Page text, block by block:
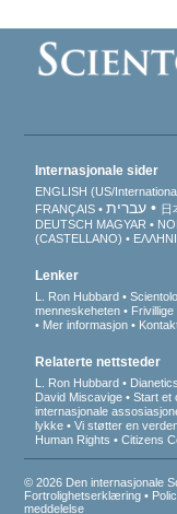
Internasjonale sider
ENGLISH (US/
FRANÇAIS
עברית 日
DEUTSCH MAGYAR
(CASTELLANO)
Lenker
L. Ron Hubbard
menneskeheten
Mer informasjon
Relaterte nettsteder
L. Ron Hubbard Dianetics
David Miscavige
Start et
internasjonale
lykke
Vi støtter en
Human Rights
Citizens
© 2026 Den internasjonale
Fortrolighetserklæring •
meddelelse